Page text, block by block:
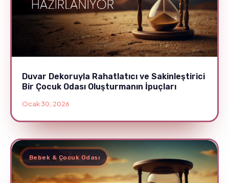
Duvar Dekoruyla Rahatlatıcı ve Sakinleştirici
Bir Çocuk Odası Oluşturmanın İpuçları
Ocak 30, 2026
Bebek & Çocuk Odası